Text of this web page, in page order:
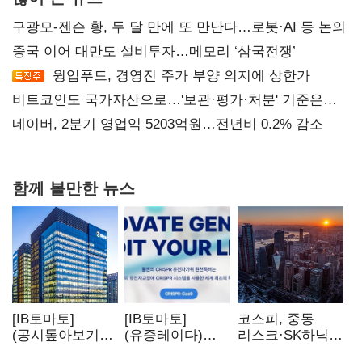
구광모-젠슨 황, 두 달 만에 또 만난다…로봇·AI 등 논의
중국 이어 대만도 설비투자…메모리 ‘삼국전쟁’
윙입푸드, 경영진 주가 부양 의지에 상한가
비트코인도 국가자산으로…'보관·평가·처분' 기준은
숙제
네이버, 2분기 영업익 5203억원…전년비 0.2% 감소
함께 볼만한 뉴스
[IB토마토]
(공시톺아보기)
[IB토마토]
(유증레이다)
코스피, 중동
리스크·SK하닉